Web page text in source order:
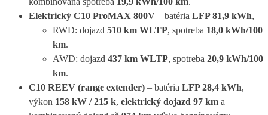
Elektrický C10 ProMAX 800V – batéria LFP 81,9 kWh,
RWD: dojazd 510 km WLTP, spotreba 18,0 kWh/100
km.
AWD: dojazd 437 km WLTP, spotreba 20,9 kWh/100
km.
C10 REEV (range extender) – batéria LFP 28,4 kWh,
výkon 158 kW / 215 k, elektrický dojazd 97 km a